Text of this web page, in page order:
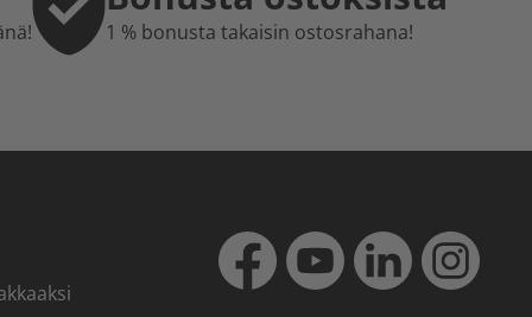
1 % bonusta takaisin ostosrahana!